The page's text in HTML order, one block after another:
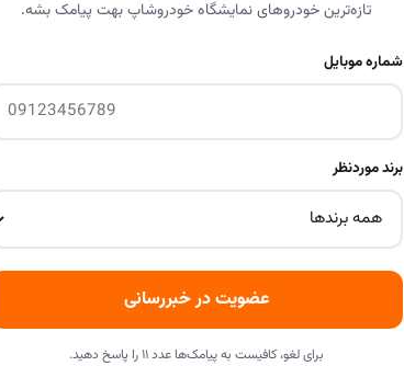
تازه‌ترین خودروهای نمایشگاه خودروشاپ بهت پیامک بشه.
شماره موبایل
برند موردنظر
عضویت در خبررسانی
برای لغو، کافیست به پیامک‌ها عدد ۱۱ را پاسخ دهید.